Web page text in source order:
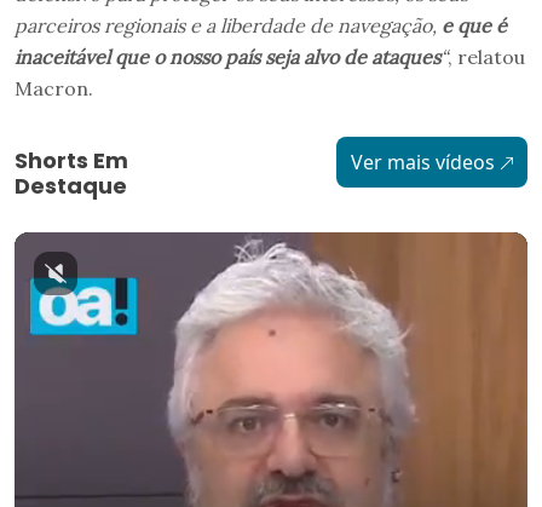
parceiros regionais e a liberdade de navegação, e que é
inaceitável que o nosso país seja alvo de ataques“, relatou
Macron.
Shorts Em
Destaque
Ver mais vídeos